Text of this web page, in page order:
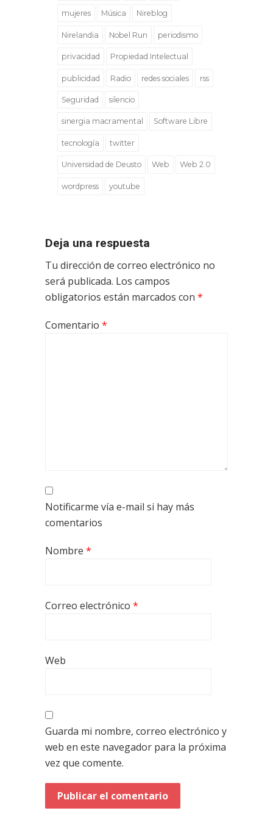
mujeres Música Nireblog
Nirelandia Nobel Run periodismo
privacidad Propiedad Intelectual
publicidad Radio redes sociales rss
Seguridad silencio
sinergia macramental Software Libre
tecnología twitter
Universidad de Deusto Web Web 2.0
wordpress youtube
Deja una respuesta
Tu dirección de correo electrónico no
será publicada. Los campos
obligatorios están marcados con *
Comentario *
Notificarme vía e-mail si hay más
comentarios
Nombre *
Correo electrónico *
Web
Guarda mi nombre, correo electrónico y
web en este navegador para la próxima
vez que comente.